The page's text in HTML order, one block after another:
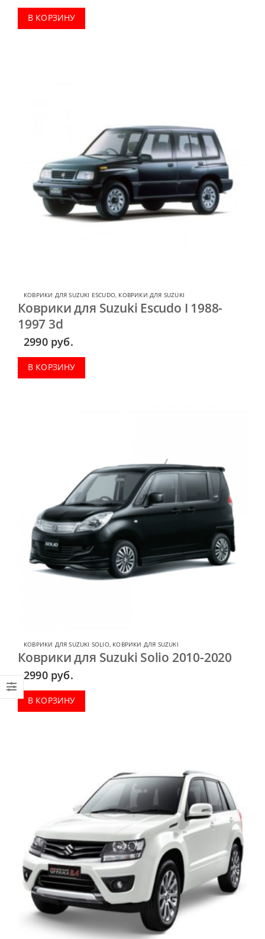
В КОРЗИНУ
КОВРИКИ ДЛЯ SUZUKI ESCUDO КОВРИКИ ДЛЯ SUZUKI
Коврики для Suzuki Escudo I 1988-
1997 3d
2990 руб.
В КОРЗИНУ
КОВРИКИ ДЛЯ SUZUKI SOLIO, КОВРИКИ ДЛЯ SUZUKI
Коврики для Suzuki Solio 2010-2020
2990 руб.
В КОРЗИНУ